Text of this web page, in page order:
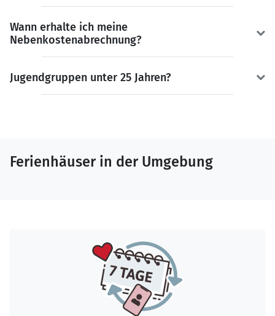
Wann erhalte ich meine
Nebenkostenabrechnung?
Jugendgruppen unter 25 Jahren?
Ferienhäuser in der Umgebung